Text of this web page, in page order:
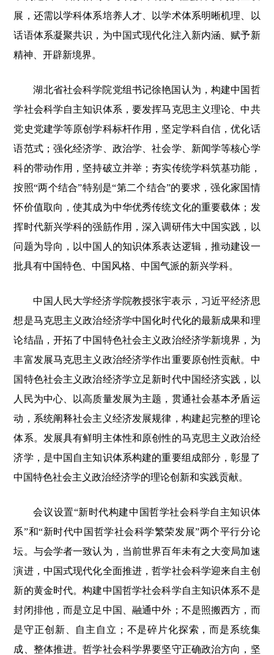
展，还需以学科体系培养人才、以学术体系明晰机理、以
话语体系凝聚共识，为中国式现代化注入新内涵、赋予新
精神、开辟新境界。
湖北省社会科学院党组书记徐艳国认为，构建中国哲
学社会科学自主知识体系，要发挥马克思主义理论、中共
党史党建学等原创学科标杆作用，坚定学科自信，优化话
语范式；强化经济学、政治学、社会学、新闻学等核心学
科的带动作用，坚持破立并举；夯实传统学科筑基功能，
按照“两个结合”特别是“第二个结合”的要求，强化家国情
怀价值取向，使其成为中华优秀传统文化的重要载体；发
挥时代新兴学科的强筋作用，深入调研伟大中国实践，以
问题为导向，以中国人的知识体系表达逻辑，推动建设一
批具有中国特色、中国风格、中国气派的新兴学科。
中国人民大学经济学院教授张宇表示，习近平经济思
想是马克思主义政治经济学中国化时代化的最新成果和理
论结晶，开拓了中国特色社会主义政治经济学新境界，为
丰富发展马克思主义政治经济学作出重要原创性贡献。中
国特色社会主义政治经济学立足新时代中国经济实践，以
人民为中心、以高质量发展为主题，贯通社会基本矛盾运
动，系统阐释社会主义经济发展规律，构建起完整的理论
体系。发展具有鲜明主体性和原创性的马克思主义政治经
济学，是中国自主知识体系构建的重要组成部分，彰显了
中国特色社会主义政治经济学的理论创新和实践贡献。
会议设置“新时代构建中国哲学社会科学自主知识体
系”和“新时代中国哲学社会科学繁荣发展”两个平行分论
坛。与会学者一致认为，当前世界百年未有之大变局加速
演进，中国式现代化全面推进，哲学社会科学迎来自主创
新的黄金时代。构建中国哲学社会科学自主知识体系不是
封闭排他，而是立足中国、融通中外；不是照搬西方，而
是守正创新、自主自立；不是碎片化探索，而是系统集
成、整体推进。哲学社会科学界要坚守正确政治方向，坚